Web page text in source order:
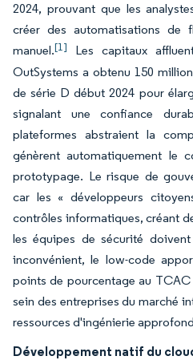
2024, prouvant que les
créer des automatisations de
manuel.[1]
Les capitaux
OutSystems a obtenu 150
de série D début 2024 pour
signalant une confiance
plateformes abstraient la
génèrent automatiquement le
prototypage. Le risque de
car les « développeurs
contrôles informatiques, créant
les équipes de sécurité
inconvénient, le low-code
points de pourcentage au
sein des entreprises du marché
ressources d'ingénierie
Développement natif du